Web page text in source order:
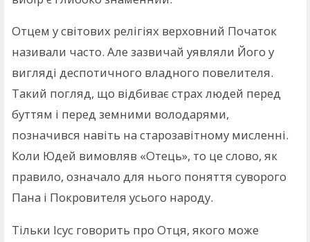
Отцем у світових релігіях верховний Початок
називали часто. Але зазвичай уявляли Його у
вигляді деспотичного владного повелителя.
Такий погляд, що відбиває страх людей перед
буттям і перед земними володарями,
позначився навіть на старозавітному мисленні.
Коли Юдей вимовляв «Отець», то це слово, як
правило, означало для нього поняття суворого
Пана і Покровителя усього народу.
Тільки Ісус говорить про Отця, якого може